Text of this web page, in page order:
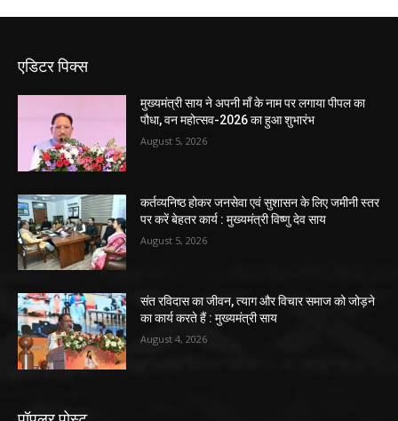
एडिटर पिक्स
मुख्यमंत्री साय ने अपनी माँ के नाम पर लगाया पीपल का
पौधा, वन महोत्सव-2026 का हुआ शुभारंभ
August 5, 2026
कर्तव्यनिष्ठ होकर जनसेवा एवं सुशासन के लिए जमीनी स्तर
पर करें बेहतर कार्य : मुख्यमंत्री विष्णु देव साय
August 5, 2026
संत रविदास का जीवन, त्याग और विचार समाज को जोड़ने
का कार्य करते हैं : मुख्यमंत्री साय
August 4, 2026